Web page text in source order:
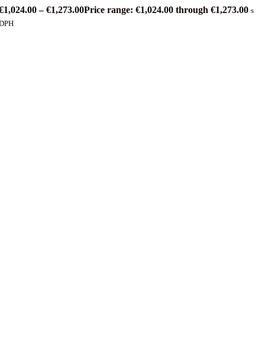
1,024.00 – €1,273.00Price range: €1,024.00 through €1,273.00 s